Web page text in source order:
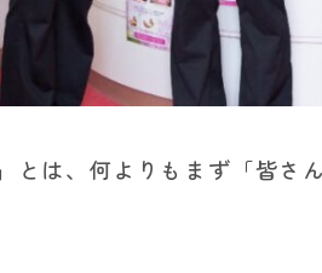
とは、何よりもまず「皆さ